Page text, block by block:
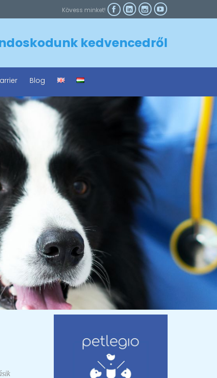
Kövess minket!    
kedvencedről
Blog